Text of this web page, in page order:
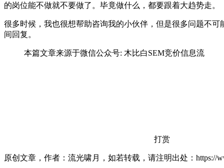
的岗位能不做就不要做了。毕竟做什么，都要跟着大趋势走。
很多时候，我也很想帮助咨询我的小伙伴，但是很多问题不
间回复。
本篇文章来源于微信公众号: 木比白SEM竞价信息流
打赏
原创文章，作者：流光啸月，如若转载，请注明出处：https://